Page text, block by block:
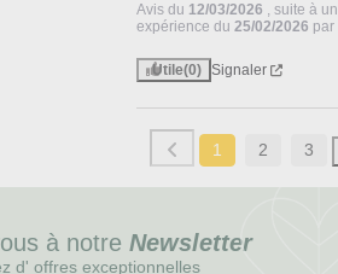
Avis du 12/03/2026 , suite à
expérience du25/02/2026 par
Utile(0) Signaler
1 2 3
à notre Newsletter
d' offres exceptionnelles